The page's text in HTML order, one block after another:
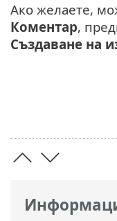
Ако желаете,
Коментар,
Създаване на